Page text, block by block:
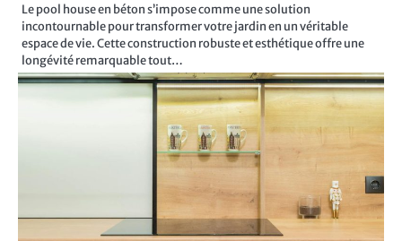
Le pool house en béton s’impose comme une solution
incontournable pour transformer votre jardin en un véritable
espace de vie. Cette construction robuste et esthétique offre une
longévité remarquable tout…